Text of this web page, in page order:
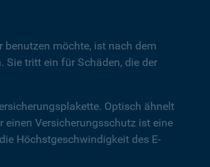
benutzen möchte, ist nach dem
Sie tritt ein für Schäden, die der
Optisch ähnelt
Versicherungsschutz ist eine
Höchstgeschwindigkeit des E-